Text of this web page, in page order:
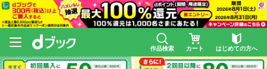
作品検索 カート はじめての方へ